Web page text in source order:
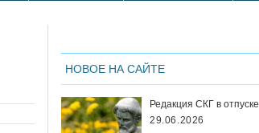
НОВОЕ НА САЙТЕ
Редакция СКГ в отпуске
29.06.2026